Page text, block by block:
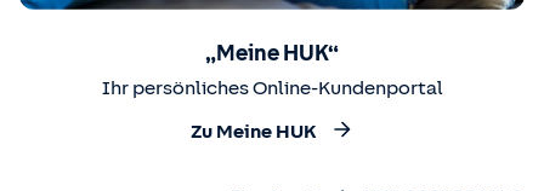
„Meine HUK“
Ihr persönliches Online-Kundenportal
Zu Meine HUK